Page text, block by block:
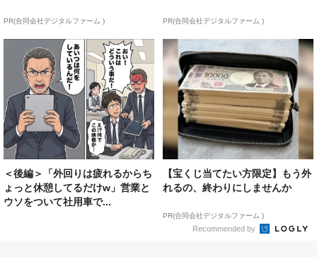
PR(合同会社デジタルファーム ) PR(合同会社デジタルファーム )
＜後編＞「外回りは疲れるからち
ょっと休憩してるだけw」営業と
ウソをついて社用車で...
【宝くじ当てたい方限定】もう外
れるの、終わりにしませんか
PR(合同会社デジタルファーム )
Recommended by